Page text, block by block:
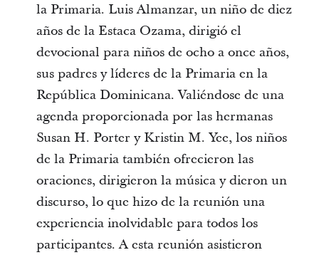
la Primaria. Luis Almanzar, un niño de diez
años de la Estaca Ozama, dirigió el
devocional para niños de ocho a once años,
sus padres y líderes de la Primaria en la
República Dominicana. Valiéndose de una
agenda proporcionada por las hermanas
Susan H. Porter y Kristin M. Yee, los niños
de la Primaria también ofrecieron las
oraciones, dirigieron la música y dieron un
discurso, lo que hizo de la reunión una
experiencia inolvidable para todos los
participantes. A esta reunión asistieron